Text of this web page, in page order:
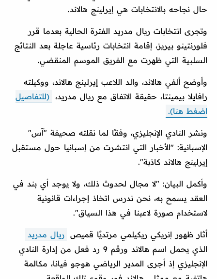
حال نجاحه بالانتخابات هي إيرلينج هالاند.
وتجرى انتخابات ريال مدريد الفترة الحالية بعدما قرر
فلورنتينو بيريز، إقامة انتخابات رئاسية عاجلة بعد النتائج
السلبية التي ظهرت مع الفريق الموسم المنقضي.
وأوضح ألفي هالاند، والد اللاعب إيرلينج هالاند، ووكيلته
رافايلا بيمينتا، حقيقة الاتفاق مع ريال مدريد، (للتفاصيل
اضغط هنا).
ونشر النادي الإنجليزي، وفقًا لما نقلته صحيفة "آس"
الإسبانية: "الأخبار التي انتشرت من إسبانيا حول مستقبل
إيرلينج هالاند كاذبة".
وأكمل البيان: "لا مجال لحدوث ذلك، ولا يوجد أي بند في
العقد يسمح به، نحن ندرس اتخاذ إجراءات قانونية
لاستخدام صورة لاعبنا في هذا السياق".
أثار ظهور إنريكي ريكيلمي مرتديًا قميص ريال مدريد
الذي يحمل اسم هالاند ورقم 9 رد فعل من إدارة النادي
الإنجليزي إذ أجرى المدير الرياضي هوجو فيانا، مكالمة